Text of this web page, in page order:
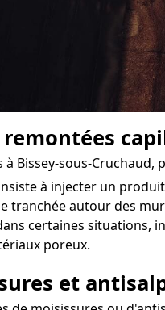
Bissey-sous-
à injecter un
tranchée autour des
certaines situations,
poreux.
et